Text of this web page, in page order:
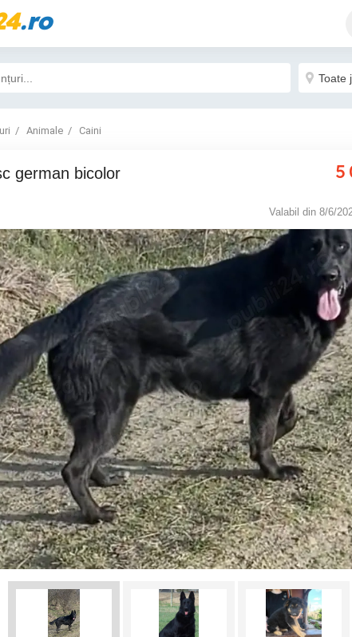
.ro
Animale Caini
german bicolor 5
Valabil din 8/6/